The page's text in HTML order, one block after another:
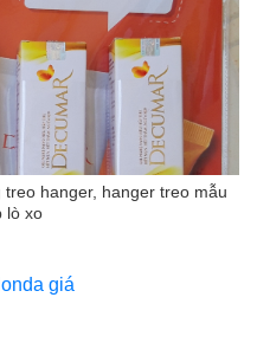
hanger, hanger treo mẫu
lò xo